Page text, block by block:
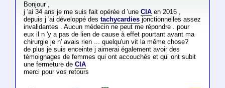
Bonjour ,
j 'ai 34 ans je me suis fait opérée d 'une CIAen 2016 ,
depuis j 'ai développé des tachycardiesjonctionnelles assez
invalidantes . Aucun médecin ne peut me répondre . pour
eux il n 'y a pas de lien de cause à effet pourtant avant ma
chirurgie je n' avais rien ... quelqu'un vit la même chose?
de plus je suis enceinte j aimerai également avoir des
témoignages de femmes qui ont accouchés et qui ont subit
une fermeture de CIA
merci pour vos retours